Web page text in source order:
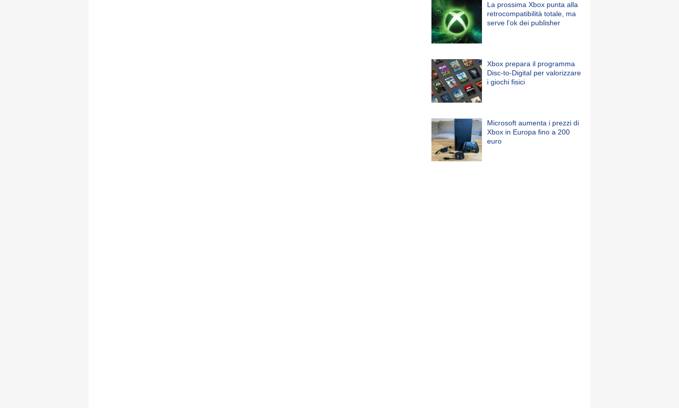
La prossima Xbox punta alla
retrocompatibilità totale, ma
serve l'ok dei publisher
Xbox prepara il programma
Disc-to-Digital per valorizzare
i giochi fisici
Microsoft aumenta i prezzi di
Xbox in Europa fino a 200
euro